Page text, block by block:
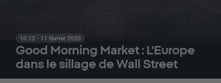
10:13 · 11 février 2020
Good Morning Market : L'Europe
dans le sillage de Wall Street